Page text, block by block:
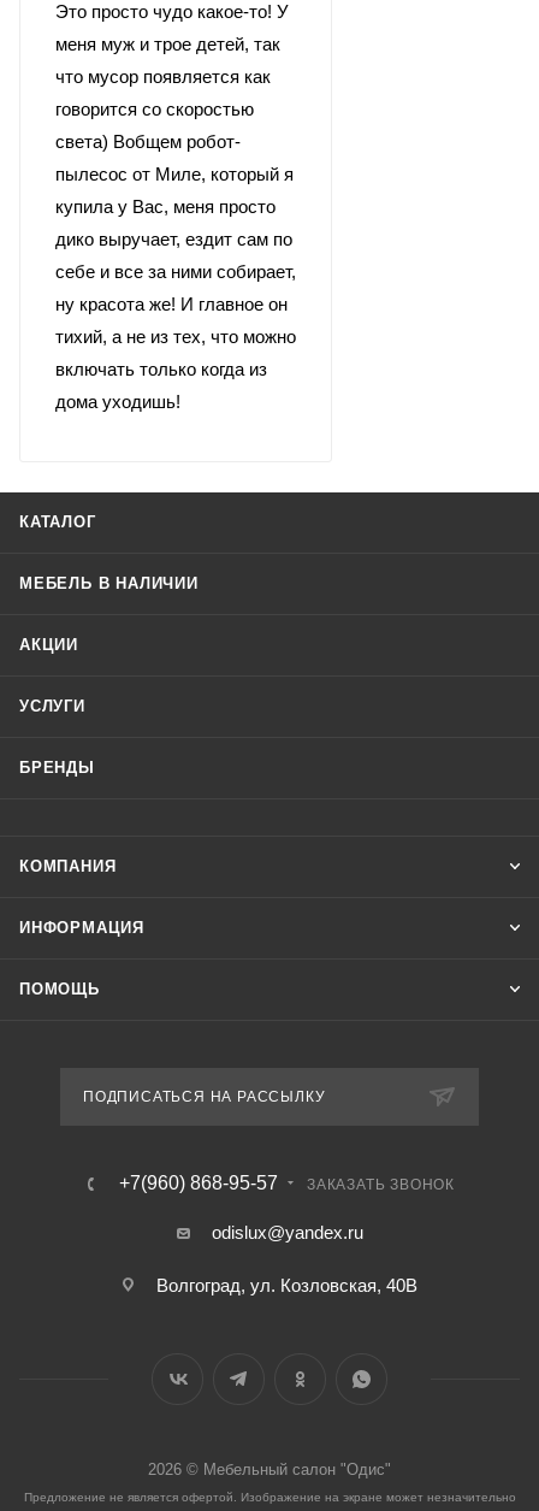
Это просто чудо какое-то! У
меня муж и трое детей, так
что мусор появляется как
говорится со скоростью
света) Вобщем робот-
пылесос от Миле, который я
купила у Вас, меня просто
дико выручает, ездит сам по
себе и все за ними собирает,
ну красота же! И главное он
тихий, а не из тех, что можно
включать только когда из
дома уходишь!
КАТАЛОГ
МЕБЕЛЬ В НАЛИЧИИ
АКЦИИ
УСЛУГИ
БРЕНДЫ
КОМПАНИЯ
ИНФОРМАЦИЯ
ПОМОЩЬ
ПОДПИСАТЬСЯ НА РАССЫЛКУ
+7(960) 868-95-57 ЗАКАЗАТЬ ЗВОНОК
odislux@yandex.ru
Волгоград, ул. Козловская, 40В
2026 © Мебельный салон "Одис"
Предложение не является офертой. Изображение на экране может незначительно